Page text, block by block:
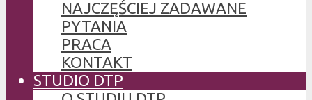
NAJCZĘŚCIEJ ZADAWANE
PYTANIA
PRACA
KONTAKT
STUDIO DTP